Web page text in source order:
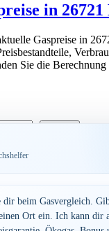
in 26721
Gaspreise in
Sie die Berechnung
beim Gasvergleich.
Ort ein. Ich kann dir